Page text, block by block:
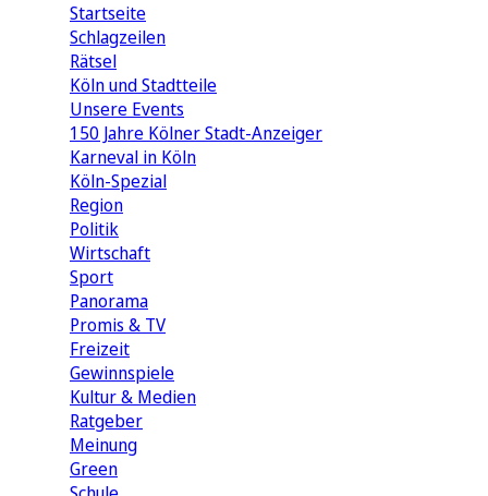
Startseite
Schlagzeilen
Rätsel
Köln und Stadtteile
Unsere Events
150 Jahre Kölner Stadt-Anzeiger
Karneval in Köln
Köln-Spezial
Region
Politik
Wirtschaft
Sport
Panorama
Promis & TV
Freizeit
Gewinnspiele
Kultur & Medien
Ratgeber
Meinung
Green